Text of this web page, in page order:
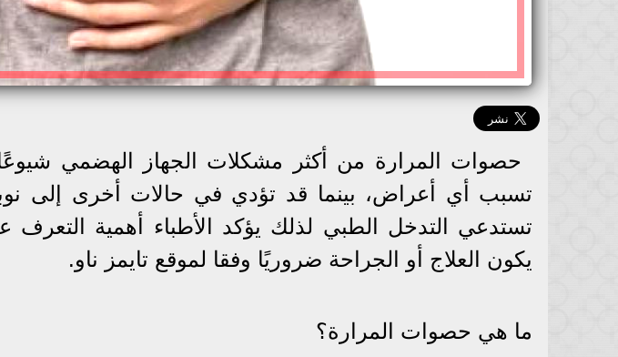
حصوات المرارة من أكثر مشكلات الجهاز الهضمي
تسبب أي أعراض، بينما قد تؤدي في حالات أخرى إلى
تستدعي التدخل الطبي لذلك يؤكد الأطباء أهمية التعرف
يكون العلاج أو الجراحة ضروريًا وفقا لموقع تايمز ناو.
ما هي حصوات المرارة؟